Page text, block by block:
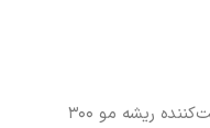
“name”: “شامپو کلیر ضد شوره و تقویت‌کننده ریشه مو ۳۰۰